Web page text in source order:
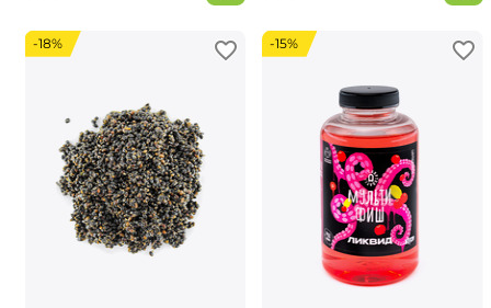
-18% -15%